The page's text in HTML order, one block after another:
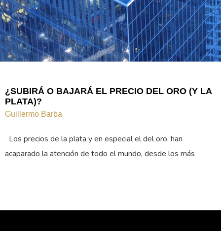
¿SUBIRÁ O BAJARÁ EL PRECIO DEL ORO (Y LA
PLATA)?
Guillermo Barba
Los precios de la plata y en especial el del oro, han
acaparado la atención de todo el mundo, desde los más